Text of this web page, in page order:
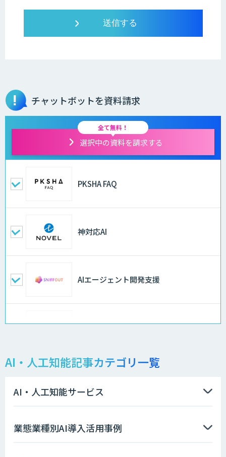
チャットボットを資料請求
全て無料！
選択中の資料を請求する
PKSHA FAQ
神対応AI
AIエージェント開発支援
OmlucのClaude Code研修
データ分析/AI開発/コンサルティング
AI・人工知能記事カテゴリ一覧
AI・人工知能サービス
業態業種別AI導入活用事例